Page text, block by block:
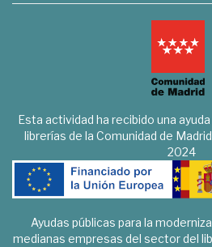
Esta actividad ha recibido una
librerías de la Comunidad de
2024
Ayudas públicas para la
medianas empresas del sector del